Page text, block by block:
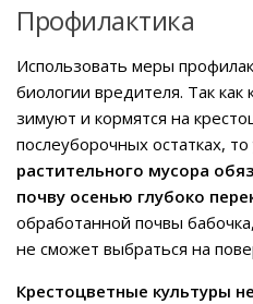
Профилактика
Использовать меры
биологии вредителя. Так как
зимуют и кормятся на
послеуборочных остатках, то
растительного мусора
почву осенью глубоко
обработанной почвы
не сможет выбраться на
Крестоцветные культуры